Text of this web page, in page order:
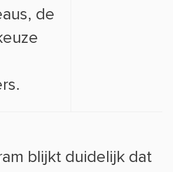
de
blijkt duidelijk dat